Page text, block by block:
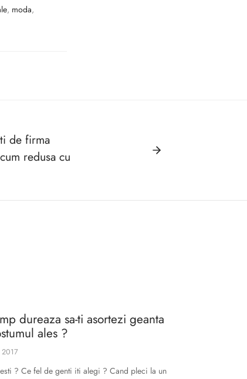
, moda,
de firma
redusa cu
dureaza sa-ti asortezi geanta
ales ?
? Ce fel de genti iti alegi ? Cand pleci la un